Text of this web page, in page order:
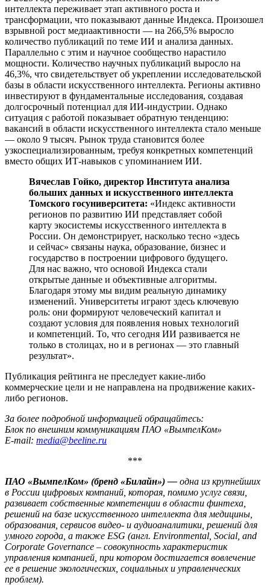
интеллекта переживает этап активного роста и
трансформации, что показывают данные Индекса. Произошел
взрывной рост медиаактивности — на 266,5% выросло
количество публикаций по теме ИИ и анализа данных.
Параллельно с этим и научное сообщество нарастило
мощности. Количество научных публикаций выросло на
46,3%, что свидетельствует об укреплении исследовательской
базы в области искусственного интеллекта. Регионы активно
инвестируют в фундаментальные исследования, создавая
долгосрочный потенциал для ИИ-индустрии. Однако
ситуация с работой показывает обратную тенденцию:
вакансий в области искусственного интеллекта стало меньше
— около 9 тысяч. Рынок труда становится более
узкоспециализированным, требуя конкретных компетенций
вместо общих ИТ-навыков с упоминанием ИИ.
Вячеслав Гойко, директор Института анализа
больших данных и искусственного интеллекта
Томского госуниверситета: «Индекс активности
регионов по развитию ИИ представляет собой
карту экосистемы искусственного интеллекта в
России. Он демонстрирует, насколько тесно «здесь
и сейчас» связаны наука, образование, бизнес и
государство в построении цифрового будущего.
Для нас важно, что основой Индекса стали
открытые данные и объективные алгоритмы.
Благодаря этому мы видим реальную динамику
изменений. Университеты играют здесь ключевую
роль: они формируют человеческий капитал и
создают условия для появления новых технологий
и компетенций. То, что сегодня ИИ развивается не
только в столицах, но и в регионах — это главный
результат».
Публикация рейтинга не преследует какие-либо
коммерческие цели и не направлена на продвижение каких-
либо регионов.
За более подробной информацией обращайтесь:
Блок по внешним коммуникациям ПАО «ВымпелКом»
E-mail: media@beeline.ru
***
ПАО «ВымпелКом» (бренд «Билайн») — одна из крупнейших
в России цифровых компаний, которая, помимо услуг связи,
развивает собственные компетенции в области финтеха,
решений на базе искусственного интеллекта для медицины,
образования, сервисов видео- и аудиоаналитики, решений для
умного города, а также ESG (англ. Environmental, Social, and
Corporate Governance – совокупность характеристик
управления компанией, при котором достигается вовлечение
ее в решение экологических, социальных и управленческих
проблем).